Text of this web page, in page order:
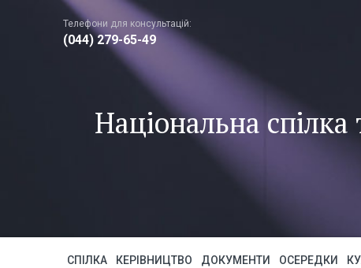
Телефони для консультацій:
(044) 279-65-49
Національна
СПІЛКА КЕРІВНИЦТВО ДОКУМЕНТИ ОСЕРЕДКИ